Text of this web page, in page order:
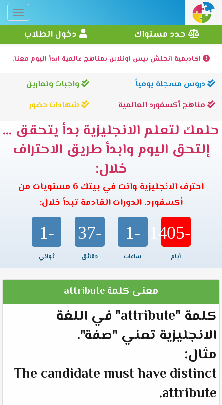
حدد مستواك دخول الطلاب
اكاديمية انجلش بيس اونلاين بمناهج عالمية ابدأ اليوم معنا.
دروس مسجلة يومياً
واجبات وتمارين
مناهج أكسفورد العالمية
شهادات حضور
حلمك لتعلم الانجليزية بدأ يتحقق ...
إلتحق اليوم وابدأ طريق الاحتراف
خلال:
احترف الانجليزية وانت في بيتك 6 مستويات من
أكسفورد. الدورات القادمة تبدأ خلال:
-1405
أيام
-1
ساعات
-37
دقائق
-1
ثواني
معنى كلمة attribute
كلمة "attribute" في اللغة
الانجليزية تعني "صفة".
مثال:
The candidate must have distinct
attribute.